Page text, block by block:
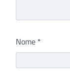
Nome *